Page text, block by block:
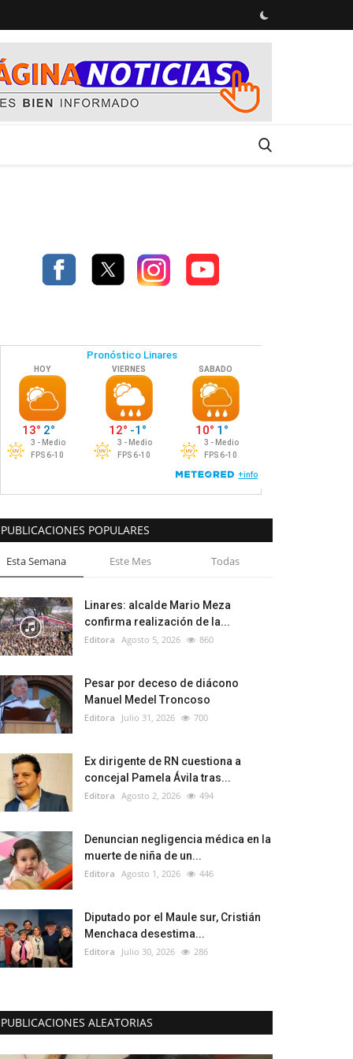
PUBLICACIONES POPULARES
Esta Semana Este Mes Todas
Linares: alcalde Mario Meza
confirma realización de la...
Editora Agosto 5, 2026 860
Pesar por deceso de diácono
Manuel Medel Troncoso
Editora Julio 31, 2026 700
Ex dirigente de RN cuestiona a
concejal Pamela Ávila tras...
Editora Agosto 2, 2026 494
Denuncian negligencia médica en la
muerte de niña de un...
Editora Agosto 1, 2026 446
Diputado por el Maule sur, Cristián
Menchaca desestima...
Editora Julio 30, 2026 286
PUBLICACIONES ALEATORIAS